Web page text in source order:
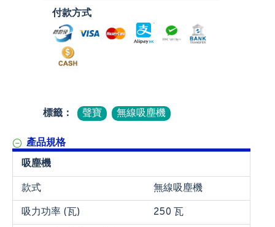
付款方式
標籤： 聲寶 無線吸塵機
產品規格
吸塵機
款式
無線吸塵機
吸力功率 (瓦)
250 瓦